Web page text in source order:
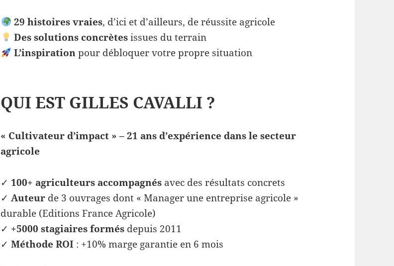
29 histoires vraies, d’ici et d’ailleurs, de réussite agricole
Des solutions concrètesissues du terrain
L’inspirationpour débloquer votre propre situation
QUI EST GILLES CAVALLI ?
« Cultivateur d’impact » – 21 ans d’expérience dans le secteur
agricole
✓ 100+ agriculteurs accompagnés avec des résultats concrets
✓Auteur de 3 ouvrages dont « Manager une entreprise agricole »
durable (Editions France Agricole)
✓ +5000 stagiaires formés depuis 2011
✓Méthode ROI : +10% marge garantie en 6 mois